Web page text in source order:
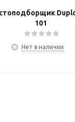
101
Нет в наличии